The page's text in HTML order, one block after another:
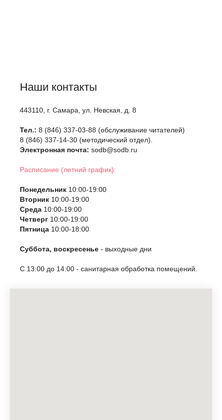
Наши контакты
443110, г. Самара, ул. Невская, д. 8
Тел.: 8 (846) 337-03-88 (обслуживание читателей)
8 (846) 337-14-30 (методический отдел).
Электронная почта: sodb@sodb.ru
Расписание (летний график):
Понедельник 10:00-19:00
Вторник 10:00-19:00
Среда 10:00-19:00
Четверг 10:00-19:00
Пятница 10:00-18:00
Суббота, воскресенье - выходные дни
С 13:00 до 14:00 - санитарная обработка помещений.